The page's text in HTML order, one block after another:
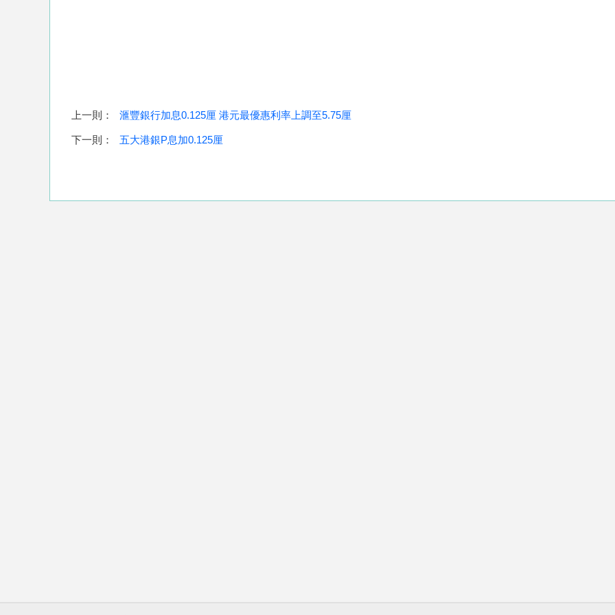
上一則： 滙豐銀行加息0.125厘 港元最優惠利率上調至5.75厘
下一則： 五大港銀P息加0.125厘